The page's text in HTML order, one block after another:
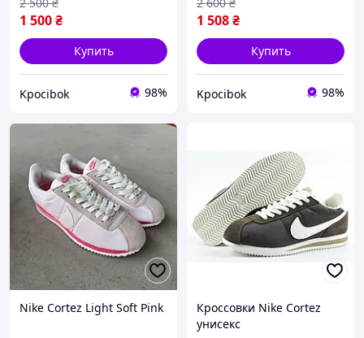
1 500₴
Купить
Kpocibok 98%
1 508₴
Купить
Kpocibok 98%
Nike Cortez Light Soft Pink
Кроссовки Nike Cortez
унисекс